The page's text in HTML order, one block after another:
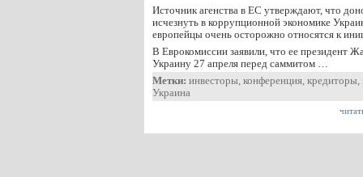
Источник агенства в ЕС утверждают, что
исчезнуть в коррупционной экономике
европейцы очень осторожно относятся к
В Еврокомиссии заявили, что ее президент
Украину 27 апреля перед саммитом …
Метки: инвесторы, конференция, кредиторы,
Украина